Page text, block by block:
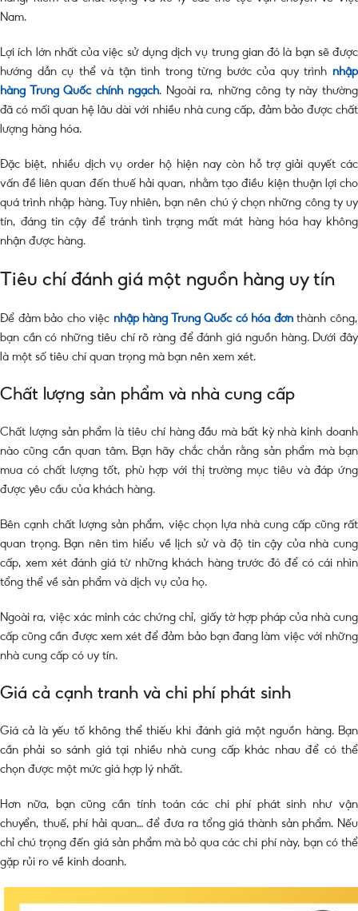
Nam.
Lợi ích lớn nhất của việc sử dụng dịch vụ trung gian đó là bạn sẽ được
hướng dẫn cụ thể và tận tình trong từng bước của quy trình nhập
hàng Trung Quốc chính ngạch. Ngoài ra, những công ty này thường
đã có mối quan hệ lâu dài với nhiều nhà cung cấp, đảm bảo được chất
lượng hàng hóa.
Đặc biệt, nhiều dịch vụ order hộ hiện nay còn hỗ trợ giải quyết các
vấn đề liên quan đến thuế hải quan, nhằm tạo điều kiện thuận lợi cho
quá trình nhập hàng. Tuy nhiên, bạn nên chú ý chọn những công ty uy
tín, đáng tin cậy để tránh tình trạng mất mát hàng hóa hay không
nhận được hàng.
Tiêu chí đánh giá một nguồn hàng uy tín
Để đảm bảo cho việc nhập hàng Trung Quốc có hóa đơnthành công,
bạn cần có những tiêu chí rõ ràng để đánh giá nguồn hàng. Dưới đây
là một số tiêu chí quan trọng mà bạn nên xem xét.
Chất lượng sản phẩm và nhà cung cấp
Chất lượng sản phẩm là tiêu chí hàng đầu mà bất kỳ nhà kinh doanh
nào cũng cần quan tâm. Bạn hãy chắc chắn rằng sản phẩm mà bạn
mua có chất lượng tốt, phù hợp với thị trường mục tiêu và đáp ứng
được yêu cầu của khách hàng.
Bên cạnh chất lượng sản phẩm, việc chọn lựa nhà cung cấp cũng rất
quan trọng. Bạn nên tìm hiểu về lịch sử và độ tin cậy của nhà cung
cấp, xem xét đánh giá từ những khách hàng trước đó để có cái nhìn
tổng thể về sản phẩm và dịch vụ của họ.
Ngoài ra, việc xác minh các chứng chỉ, giấy tờ hợp pháp của nhà cung
cấp cũng cần được xem xét để đảm bảo bạn đang làm việc với những
nhà cung cấp có uy tín.
Giá cả cạnh tranh và chi phí phát sinh
Giá cả là yếu tố không thể thiếu khi đánh giá một nguồn hàng. Bạn
cần phải so sánh giá tại nhiều nhà cung cấp khác nhau để có thể
chọn được một mức giá hợp lý nhất.
Hơn nữa, bạn cũng cần tính toán các chi phí phát sinh như vận
chuyển, thuế, phí hải quan… để đưa ra tổng giá thành sản phẩm. Nếu
chỉ chú trọng đến giá sản phẩm mà bỏ qua các chi phí này, bạn có thể
gặp rủi ro về kinh doanh.